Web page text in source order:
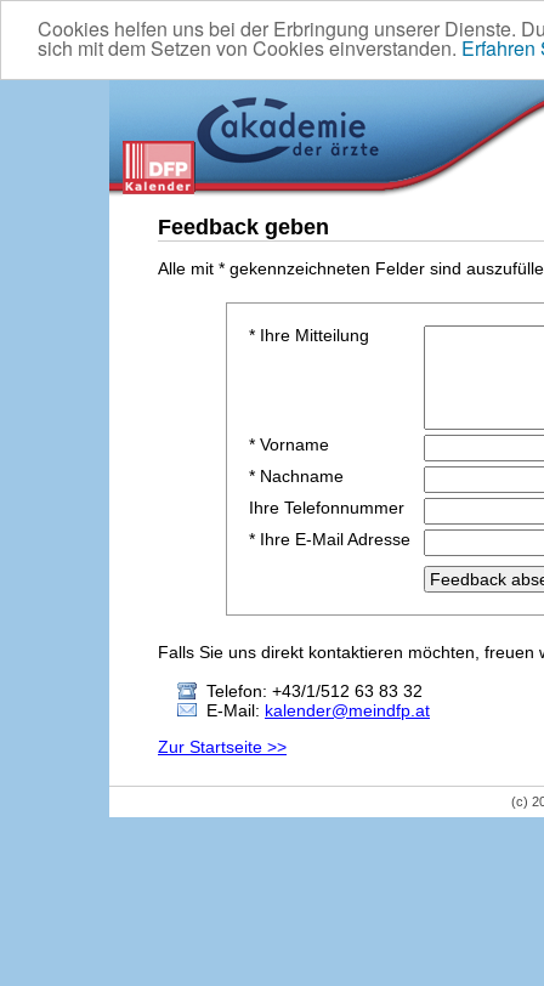
Cookies helfen uns bei der Erbringung unserer Dienste.
sich mit dem Setzen von Cookies einverstanden. Erfahren
Feedback geben
Alle mit * gekennzeichneten Felder sind
* Ihre Mitteilung
* Vorname
* Nachname
Ihre Telefonnummer
* Ihre E-Mail Adresse
Falls Sie uns direkt kontaktieren möchten,
Telefon: +43/1/512 63 83 32
E-Mail: kalender@meindfp.at
Zur Startseite >>
(c)